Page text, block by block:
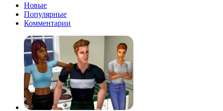
Новые
Популярные
Комментарии